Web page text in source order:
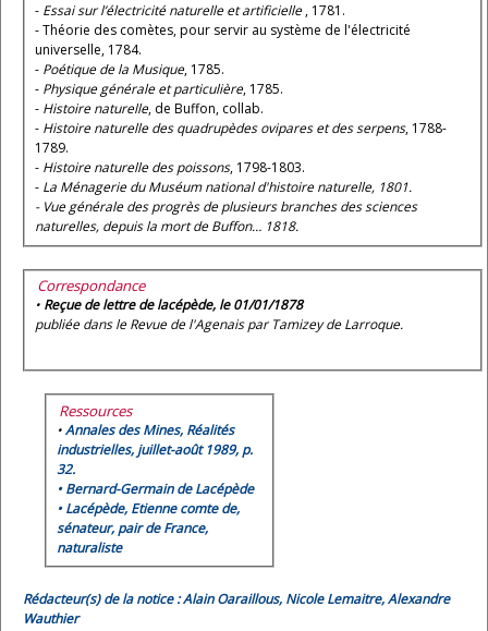
- Essai sur l’électricité naturelle et artificielle, 1781.
- Théorie des comètes, pour servir au système de l'électricité
universelle, 1784.
- Poétique de la Musique, 1785.
- Physique générale et particulière, 1785.
- Histoire naturelle, de Buffon, collab.
- Histoire naturelle des quadrupèdes ovipares et des serpens, 1788-
1789.
- Histoire naturelle des poissons, 1798-1803.
- La Ménagerie du Muséum national d'histoire naturelle, 1801.
- Vue générale des progrès de plusieurs branches des sciences
naturelles, depuis la mort de Buffon… 1818.
Correspondance
• Reçue de lettre de lacépède, le 01/01/1878
publiée dans le Revue de l'Agenais par Tamizey de Larroque.
Ressources
•Annales des Mines, Réalités
industrielles, juillet-août 1989, p.
32.
• Bernard-Germain de Lacépède
• Lacépède, Etienne comte de,
sénateur, pair de France,
naturaliste
Rédacteur(s) de la notice : Alain Oaraillous, Nicole Lemaitre, Alexandre
Wauthier